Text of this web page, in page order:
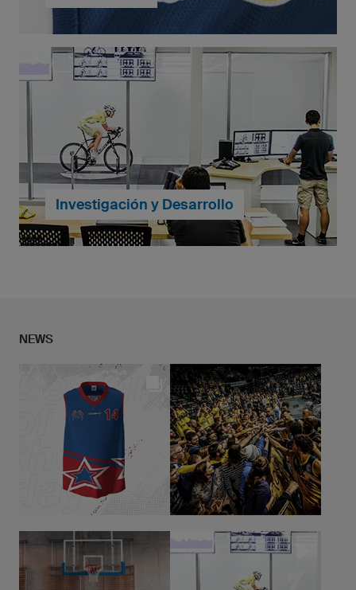
En owayo puedes diseñar tu propia equipación al
100%, sin límites. Logos multicolor, escudos e
incluso fotos son posibles - todo incluido en el precio
base.
[... más información]
Investigación y Desarrollo
clientes (profesionales y amateurs).
[... más información]
NEWS